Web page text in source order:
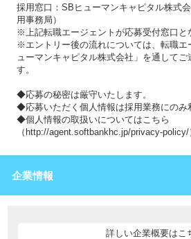
採用窓口：SBヒューマンキャピタル株式
用事務局）
※上記転職エージェントが応募受付窓口と
※エントリー後の流れについては、転職エ
ューマンキャピタル株式会社」を通してご
す。
◆応募の秘密は厳守いたします。
◆応募いただく個人情報は採用業務にのみ
◆個人情報の取扱いについてはこちら
（http://agent.softbankhc.jp/privacy-policy/
企業情報
詳しい企業概要はこ